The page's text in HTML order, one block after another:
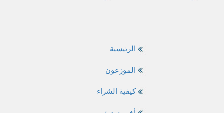
الرئيسية
الموزعون
كيفية الشراء